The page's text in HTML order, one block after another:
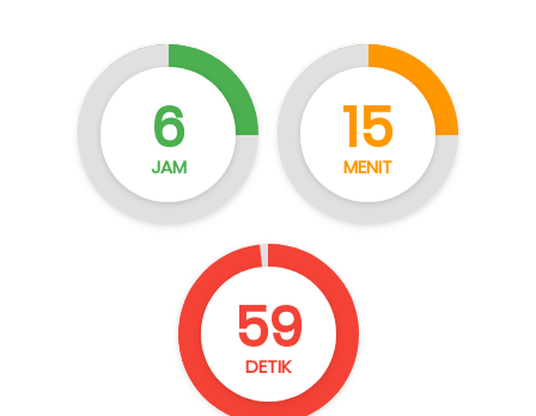
6
JAM
15
MENIT
57
DETIK